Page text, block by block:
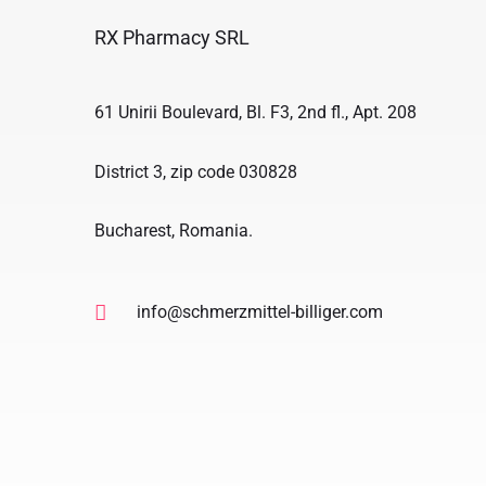
RX Pharmacy SRL
61 Unirii Boulevard, Bl. F3, 2nd fl., Apt. 208
District 3, zip code 030828
Bucharest, Romania.
info@schmerzmittel-billiger.com